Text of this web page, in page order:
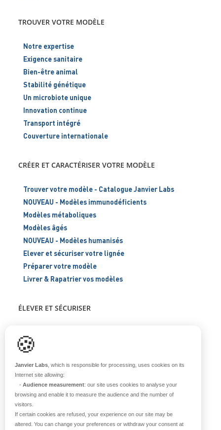
TROUVER VOTRE MODÈLE
Notre expertise
Exigence sanitaire
Bien-être animal
Stabilité génétique
Un microbiote unique
Innovation continue
Transport intégré
Couverture internationale
CRÉER ET CARACTÉRISER VOTRE MODÈLE
Trouver votre modèle - Catalogue Janvier Labs
NOUVEAU - Modèles immunodéficients
Modèles métaboliques
Modèles âgés
NOUVEAU - Modèles humanisés
Elever et sécuriser votre lignée
Préparer votre modèle
Livrer & Rapatrier vos modèles
ÉLEVER ET SÉCURISER
Blog
À PROPOS
Notre histoire
Nos équipes
🍪
Janvier Labs , which is responsible for processing, uses cookies on its
Internet site allowing:
- Audience measurement: our site uses cookies to analyse your
browsing and enable it to measure the audience and the number of
visitors.
If certain cookies are refused, your experience on our site may be
altered. You can change your preferences or withdraw your consent at